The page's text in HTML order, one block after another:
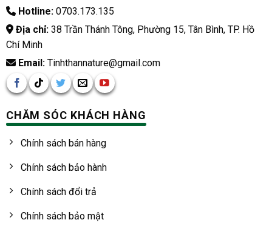
Hotline:0703.173.135
Địa chỉ:38 Trần Thánh Tông, Phường 15, Tân Bình, TP. Hồ
Chí Minh
Email:Tinhthannature@gmail.com
CHĂM SÓC KHÁCH HÀNG
Chính sách bán hàng
Chính sách bảo hành
Chính sách đổi trả
Chính sách bảo mật